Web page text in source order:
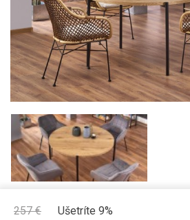
257€ Ušetríte 9%